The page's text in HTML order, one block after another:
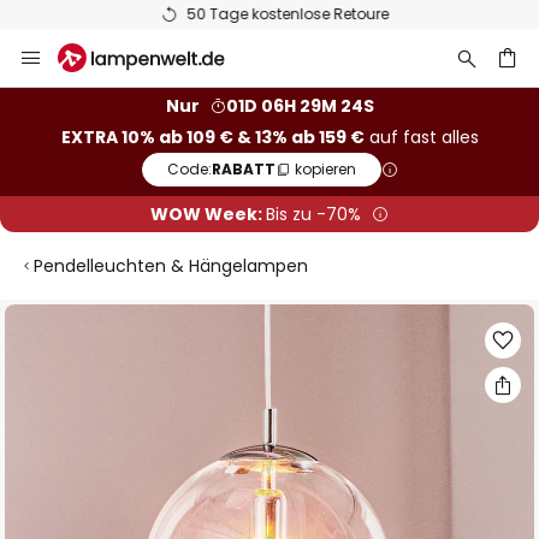
50 Tage kostenlose Retoure
Inhalt
Nur
01D 06H 29M 24S
EXTRA 10% ab 109 € & 13% ab 159 €auf fast alles
Code:RABATT kopieren
WOW Week:Bis zu -70%
Pendelleuchten & Hängelampen
Zum